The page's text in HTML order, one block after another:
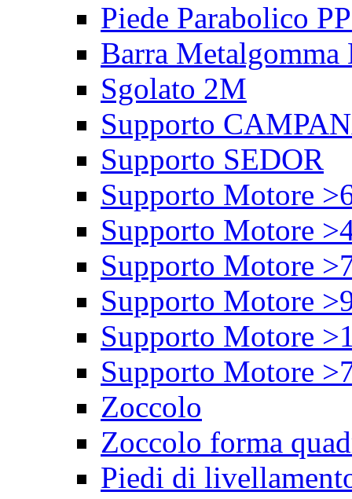
Piede Parabolico
Barra Metalgomma
Sgolato 2M
Supporto
Supporto SEDOR
Supporto Motore
Supporto Motore
Supporto Motore
Supporto Motore
Supporto Motore
Supporto Motore
Zoccolo
Zoccolo forma
Piedi di